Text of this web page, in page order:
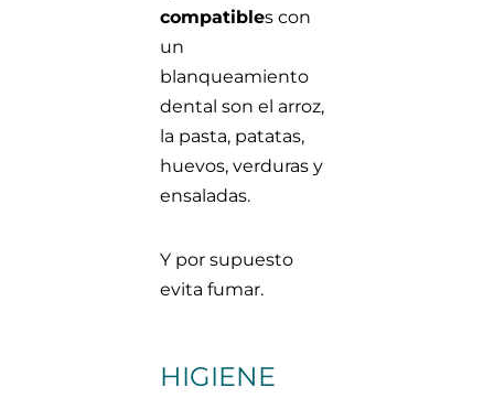
compatibles con
un
blanqueamiento
dental son el arroz,
la pasta, patatas,
huevos, verduras y
ensaladas.
Y por supuesto
evita fumar.
HIGIENE